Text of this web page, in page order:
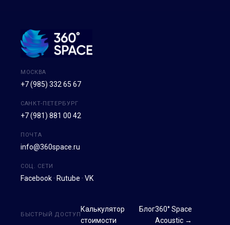
МОСКВА
+7 (985) 332 65 67
САНКТ-ПЕТЕРБУРГ
+7 (981) 881 00 42
ПОЧТА
info@360space.ru
СОЦ. СЕТИ
Facebook · Rutube · VK
БЫСТРЫЙ ДОСТУП
Калькулятор
стоимости
Блог360° Space
Acoustic →